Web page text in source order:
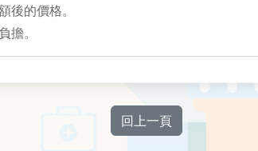
的價格。
。
回上一頁